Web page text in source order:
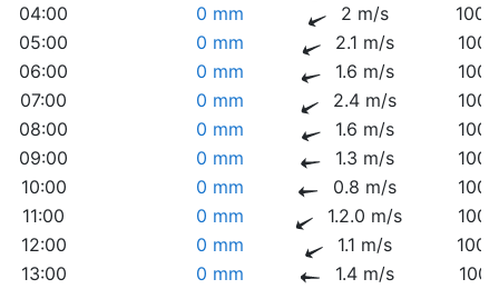
04:00
0 mm 2 m/s
05:00
0 mm 2.1 m/s
06:00
0 mm 1.6 m/s
07:00
0 mm 2.4 m/s
08:00
0 mm 1.6 m/s
09:00
0 mm 1.3 m/s
10:00
0 mm 0.8 m/s
11:00
0 mm 1.2.0 m/s
12:00
0 mm 1.1 m/s
13:00
0 mm 1.4 m/s